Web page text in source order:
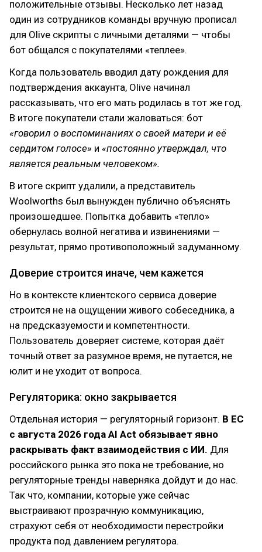
положительные отзывы. Несколько лет назад
один из сотрудников команды вручную прописал
для Olive скрипты с личными деталями — чтобы
бот общался с покупателями «теплее».
Когда пользователь вводил дату рождения для
подтверждения аккаунта, Olive начинал
рассказывать, что его мать родилась в тот же год.
В итоге покупатели стали жаловаться: бот
«говорил о воспоминаниях о своей матери и её
сердитом голосе» и «постоянно утверждал, что
является реальным человеком».
В итоге скрипт удалили, а представитель
Woolworths был вынужден публично объяснять
произошедшее. Попытка добавить «тепло»
обернулась волной негатива и извинениями —
результат, прямо противоположный задуманному.
Доверие строится иначе, чем кажется
Но в контексте клиентского сервиса доверие
строится не на ощущении живого собеседника, а
на предсказуемости и компетентности.
Пользователь доверяет системе, которая даёт
точный ответ за разумное время, не путается, не
юлит и не уходит от вопроса.
Регуляторика: окно закрывается
Отдельная история — регуляторный горизонт. В ЕС
с августа 2026 года AI Act обязывает явно
раскрывать факт взаимодействия с ИИ. Для
российского рынка это пока не требование, но
регуляторные тренды наверняка дойдут и до нас.
Так что, компании, которые уже сейчас
выстраивают прозрачную коммуникацию,
страхуют себя от необходимости перестройки
продукта под давлением регулятора.